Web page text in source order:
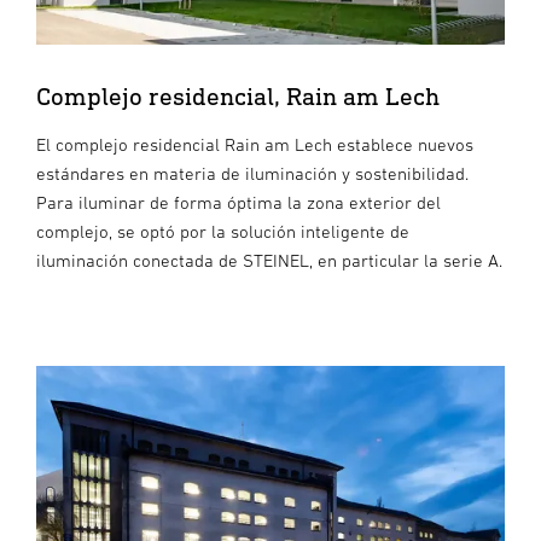
Complejo residencial, Rain am Lech
El complejo residencial Rain am Lech establece nuevos
estándares en materia de iluminación y sostenibilidad.
Para iluminar de forma óptima la zona exterior del
complejo, se optó por la solución inteligente de
iluminación conectada de STEINEL, en particular la serie A.